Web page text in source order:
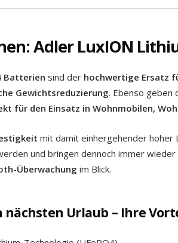
Adler LuxION
Batterien sind der hochwertige Ersatz
Gewichtsreduzierung. Ebenso geben
für den Einsatz in Wohnmobilen,
mit damit einhergehender
und bringen dennoch immer wieder
Überwachung im Blick.
Urlaub – Ihre